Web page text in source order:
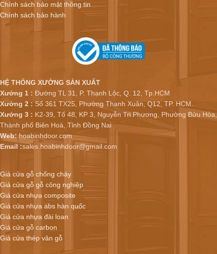
Chính sách bảo mật thông tin
Chính sách bảo hành
HỆ THỐNG XƯỞNG SẢN XUẤT
Xưởng 1 : Đường TL 31, P. Thạnh Lộc, Q. 12, Tp.HCM
Xưởng 2 : Số 361 TX25, Phường Thạnh Xuân, Q12, TP. HCM.
Xưởng 3 : K2-39, Tổ 48, KP 3, Nguyễn Tri Phương, Phường Bửu Hòa,
Thành phố Biên Hoà, Tỉnh Đồng Nai
Web: hoabinhdoor.com
Email :sales.hoabinhdoor@gmail.com
Giá cửa gỗ chống cháy
Giá cửa gỗ gỗ công nghiệp
Giá cửa nhựa composite
Giá cửa nhựa abs hàn quốc
Giá cửa nhựa đài loan
Giá cửa gỗ carbon
Giá cửa thép vân gỗ